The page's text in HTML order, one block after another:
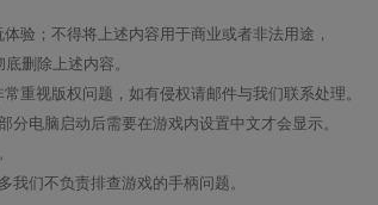
验；不得将上述内容用于商业或者非法用途，
删除上述内容。
重视版权问题，如有侵权请邮件与我们联系处理。
电脑启动后需要在游戏内设置中文才会显示。
们不负责排查游戏的手柄问题。